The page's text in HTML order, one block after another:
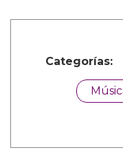
Categorías: